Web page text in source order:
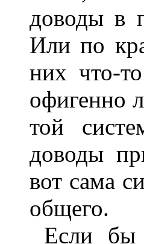
доводы в
Или по
них что-
офигенно
той
доводы
вот сама
общего.
Если бы